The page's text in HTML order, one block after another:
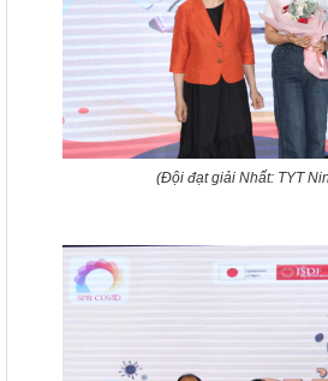
(Đội đạt giải Nhất: TYT